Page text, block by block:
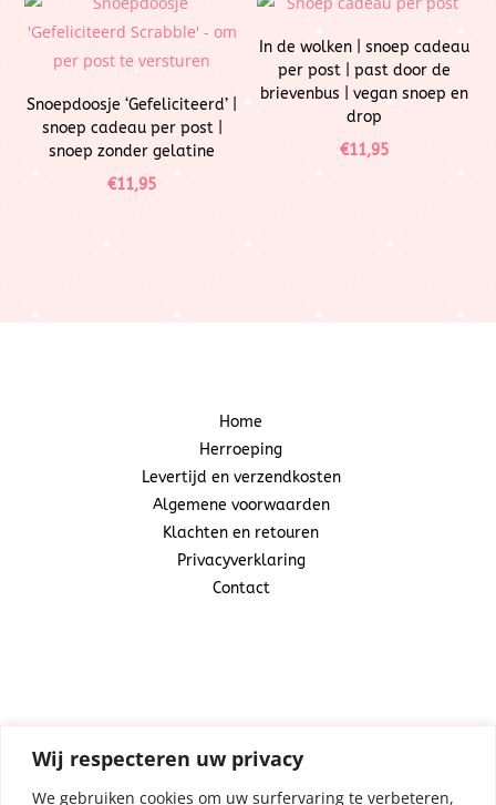
Wij respecteren uw privacy
We gebruiken cookies om uw surfervaring te verbeteren,
Snoepdoosje ‘Gefeliciteerd’ |
snoep cadeau per post |
snoep zonder gelatine
€11,95
In de wolken | snoep cadeau
per post | past door de
brievenbus | vegan snoep en
drop
€11,95
Home
Herroeping
Levertijd en verzendkosten
Algemene voorwaarden
Klachten en retouren
Privacyverklaring
Contact